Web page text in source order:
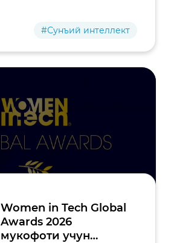
#Сунъий интеллект
Women in Tech Global
Awards 2026
мукофоти учун